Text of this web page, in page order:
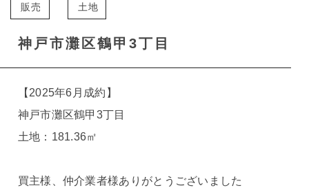
販売 土地
神戸市灘区鶴甲3丁目
【2025年6月成約】
神戸市灘区鶴甲3丁目
土地：181.36㎡
買主様、仲介業者様ありがとうございました